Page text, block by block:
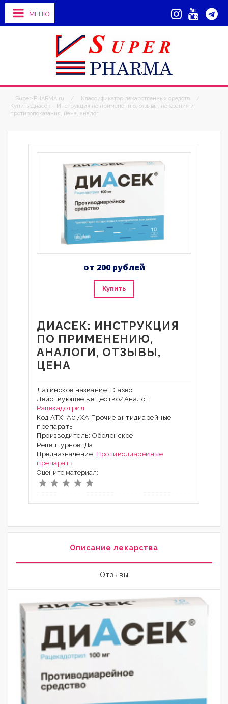
МЕНЮ
Super-PHARMA.ru / Классификатор лекарственных средств
/
Купить Диасек – Инструкция по применению, отзывы, показания и
противопоказания, цена, аналог
от 200 рублей
Купить
ДИАСЕК: ИНСТРУКЦИЯ
ПО ПРИМЕНЕНИЮ,
АНАЛОГИ, ОТЗЫВЫ,
ЦЕНА
Латинское название: Diasec
Действующее вещество/Аналог:
Рацекадотрил
Код АТХ: A07XA Прочие антидиарейные
препараты
Производитель: Оболенское
Рецептурное: Да
Предназначение: Противодиарейные
препараты
Оцените материал:
Описание лекарства
Отзывы